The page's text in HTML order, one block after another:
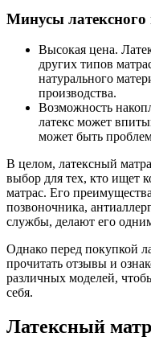
Минусы латексного
Высокая цена.
других типов
натурального
производства.
Возможность
латекс может
может быть
В целом, латексный
выбор для тех, кто ищет
матрас. Его
позвоночника,
службы, делают его
Однако перед покупкой
прочитать отзывы и
различных моделей,
себя.
Латексный